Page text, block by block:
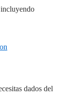
dados del